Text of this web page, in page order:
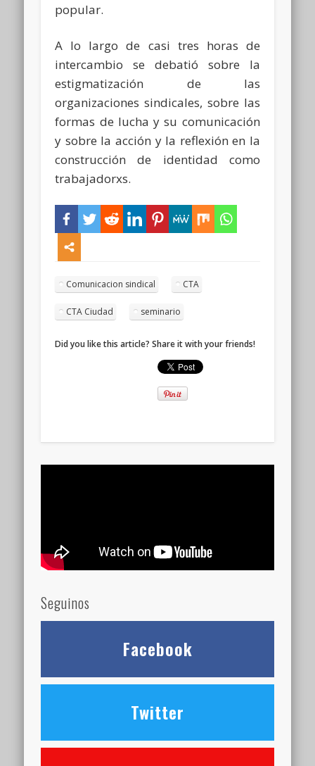
popular.
A lo largo de casi tres horas de
intercambio se debatió sobre la
estigmatización de las
organizaciones sindicales, sobre las
formas de lucha y su comunicación
y sobre la acción y la reflexión en la
construcción de identidad como
trabajadorxs.
Comunicacion sindical CTA
CTA Ciudad seminario
Did you like this article? Share it with your friends!
Seguinos
Facebook
Twitter